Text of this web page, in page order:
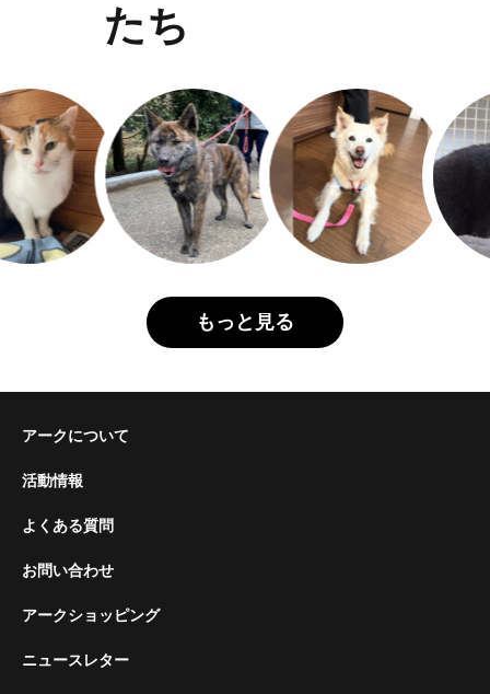
たち
もっと見る
アークについて
活動情報
よくある質問
お問い合わせ
アークショッピング
ニュースレター